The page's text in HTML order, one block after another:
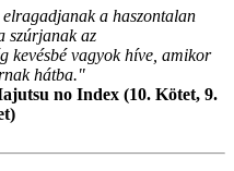
a haszontalan
szúrjanak az
kevésbé vagyok híve, amikor
hátba."
no Index (10. Kötet, 9.